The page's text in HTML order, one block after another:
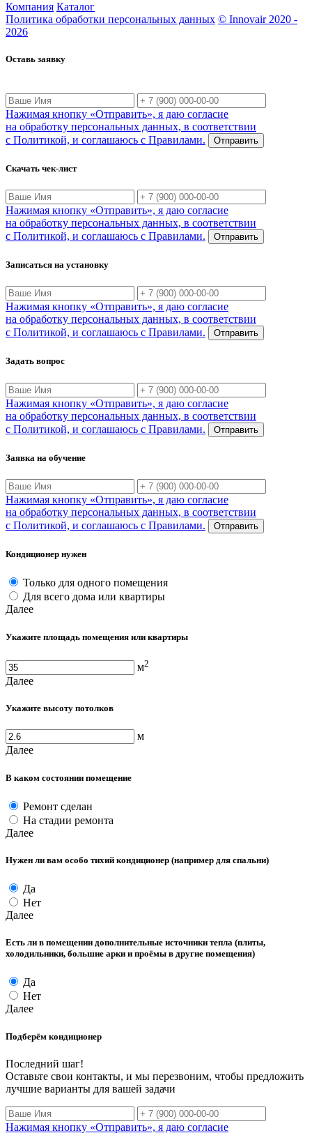
Компания Каталог
Политика обработки персональных данных © Innovair 2020 -
2026
Оставь заявку
Нажимая кнопку «Отправить», я даю согласие
на обработку персональных данных, в соответствии
с Политикой, и соглашаюсь с Правилами.
Отправить
Скачать чек-лист
Нажимая кнопку «Отправить», я даю согласие
на обработку персональных данных, в соответствии
с Политикой, и соглашаюсь с Правилами.
Отправить
Записаться на установку
Нажимая кнопку «Отправить», я даю согласие
на обработку персональных данных, в соответствии
с Политикой, и соглашаюсь с Правилами.
Отправить
Задать вопрос
Нажимая кнопку «Отправить», я даю согласие
на обработку персональных данных, в соответствии
с Политикой, и соглашаюсь с Правилами.
Отправить
Заявка на обучение
Нажимая кнопку «Отправить», я даю согласие
на обработку персональных данных, в соответствии
с Политикой, и соглашаюсь с Правилами.
Отправить
Кондиционер нужен
Только для одного помещения
Для всего дома или квартиры
Далее
Укажите площадь помещения или квартиры
м2
Далее
Укажите высоту потолков
м
Далее
В каком состоянии помещение
Ремонт сделан
На стадии ремонта
Далее
Нужен ли вам особо тихий кондиционер (например для спальни)
Да
Нет
Далее
Есть ли в помещении дополнительные источники тепла (плиты,
холодильники, большие арки и проёмы в другие помещения)
Да
Нет
Далее
Подберём кондиционер
Последний шаг!
Оставьте свои контакты, и мы перезвоним, чтобы предложить
лучшие варианты для вашей задачи
Нажимая кнопку «Отправить», я даю согласие